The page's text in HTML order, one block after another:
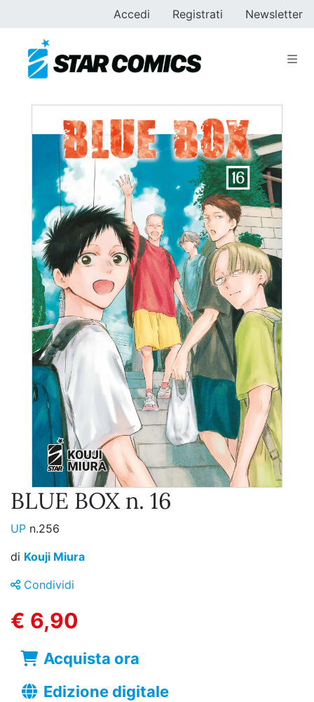
Accedi Registrati Newsletter
BLUE BOX n. 16
UP n.256
di Kouji Miura
Condividi
€ 6,90
Acquista ora
Edizione digitale